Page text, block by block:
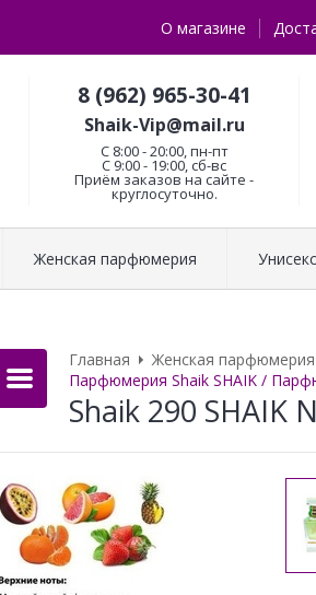
О магазине
8 (962) 965-30-41
Shaik-Vip@mail.ru
C 8:00 - 20:00, пн-пт
С 9:00 - 19:00, сб-вс
Приём заказов на сайте -
круглосуточно.
Женская парфюмерия
Главная Женская парфюмерия
Парфюмерия Shaik SHAIK /
Shaik 290 SHAIK